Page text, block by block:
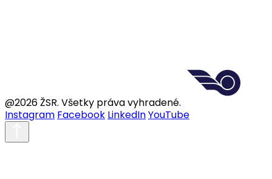
@2026 ŽSR. Všetky práva vyhradené.
Instagram Facebook LinkedInYouTube